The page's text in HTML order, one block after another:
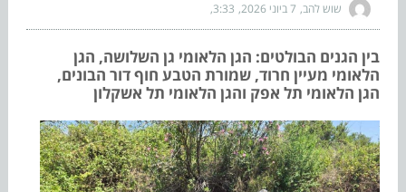
שוש להב 7 ביוני 2026 3:33
בין הגנים הבולטים: הגן הלאומי גן השלושה, הגן
הלאומי מעיין חרוד, שמורת הטבע חוף דור הבונים,
הגן הלאומי תל אפק והגן הלאומי תל אשקלון